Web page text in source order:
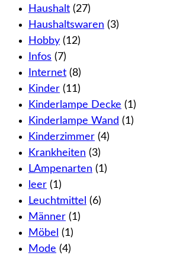
Haushalt (27)
Haushaltswaren (3)
Hobby (12)
Infos (7)
Internet (8)
Kinder (11)
Kinderlampe Decke (1)
Kinderlampe Wand (1)
Kinderzimmer (4)
Krankheiten (3)
LAmpenarten (1)
leer (1)
Leuchtmittel (6)
Männer (1)
Möbel (1)
Mode (4)